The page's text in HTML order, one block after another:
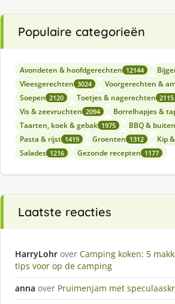
Populaire categorieën
Avondeten & hoofdgerechten 12144
Vleesgerechten 3024 Voorgerechten &
Soepen 2120 Toetjes & nagerechten 2115
Vis & zeevruchten 2094 Borrelhapjes &
Taarten, koek & gebak 1975 BBQ &
Pasta & rijst 1419 Groenten 1312 Kip
Salades 1216 Gezonde recepten 1177
Laatste reacties
HarryLohr over Camping koken: 5
tips voor op de camping
anna over Pruimenjam met